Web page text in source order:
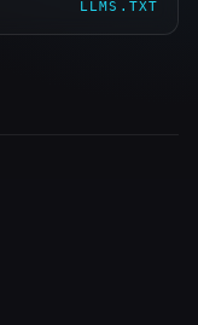
LLMS.TXT